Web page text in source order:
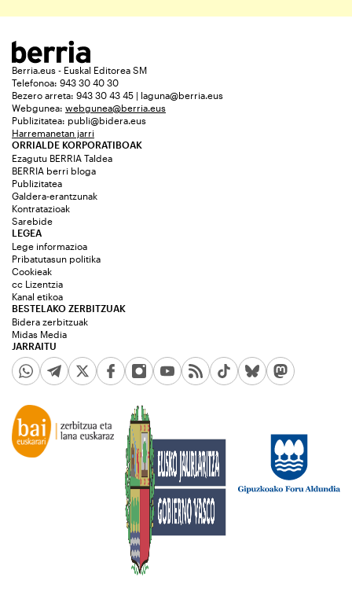
Berria.eus - Euskal Editorea SM
Telefonoa: 943 30 40 30
Bezero arreta: 943 30 43 45 | laguna@berria.eus
Webgunea: webgunea@berria.eus
Publizitatea: publi@bidera.eus
Harremanetan jarri
ORRIALDE KORPORATIBOAK
Ezagutu BERRIA Taldea
BERRIA berri bloga
Publizitatea
Galdera-erantzunak
Kontratazioak
Sarebide
JARRAITU
LEGEA
Lege informazioa
Pribatutasun politika
Cookieak
cc Lizentzia
Kanal etikoa
BESTELAKO ZERBITZUAK
Bidera zerbitzuak
Midas Media